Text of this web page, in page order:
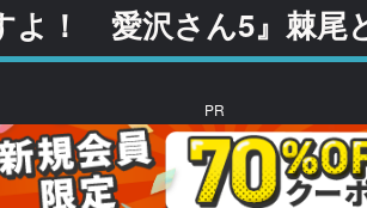
よ！ 愛沢さん5』棘尾
PR